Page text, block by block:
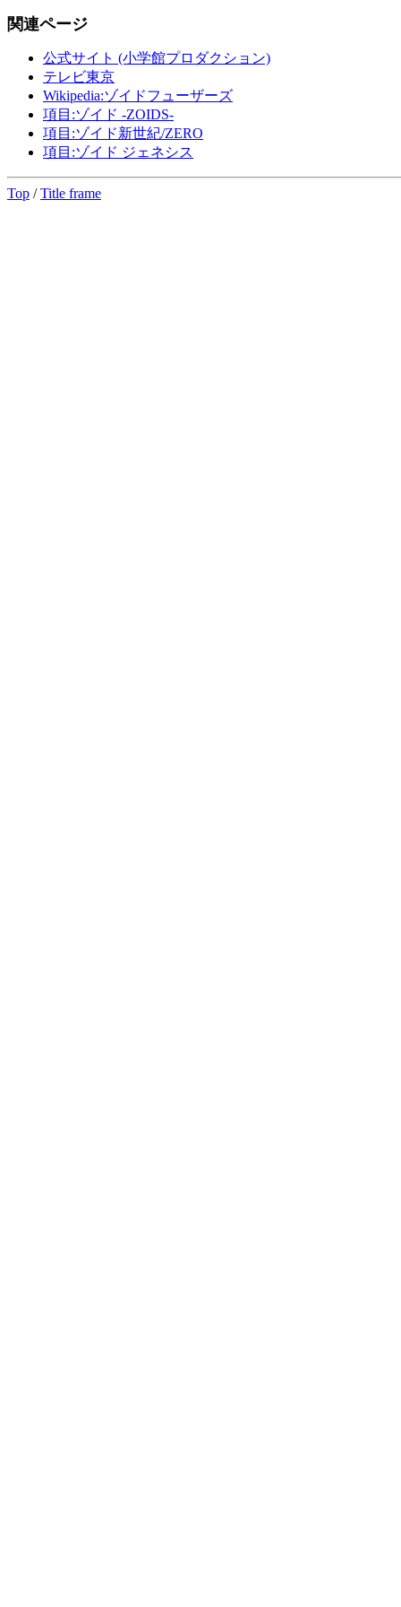
関連ページ
公式サイト (小学館プロダクション)
テレビ東京
Wikipedia:ゾイドフューザーズ
項目:ゾイド -ZOIDS-
項目:ゾイド新世紀/ZERO
項目:ゾイド ジェネシス
Top /Title frame